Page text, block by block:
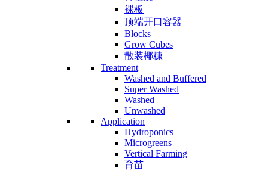
裸板
顶端开口容器
Blocks
Grow Cubes
散装椰糠
Treatment
Washed and Buffered
Super Washed
Washed
Unwashed
Application
Hydroponics
Microgreens
Vertical Farming
育苗